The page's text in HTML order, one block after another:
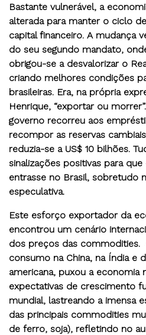
Bastante vulnerável, a
alterada para manter o ciclo
capital financeiro. A mudança
do seu segundo mandato,
obrigou-se a desvalorizar o
criando melhores condições
brasileiras. Era, na própria
Henrique, “exportar ou
governo recorreu aos
recompor as reservas
reduzia-se a US$ 10 bilhões.
sinalizações positivas para
entrasse no Brasil, sobretudo
especulativa.
Este esforço exportador da
encontrou um cenário
dos preços das commodities.
consumo na China, na Índia e
americana, puxou a economia
expectativas de crescimento
mundial, lastreando a imensa
das principais commodities
de ferro, soja), refletindo no